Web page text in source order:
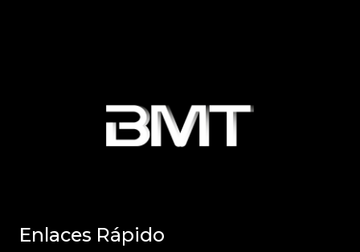
Enlaces Rápido